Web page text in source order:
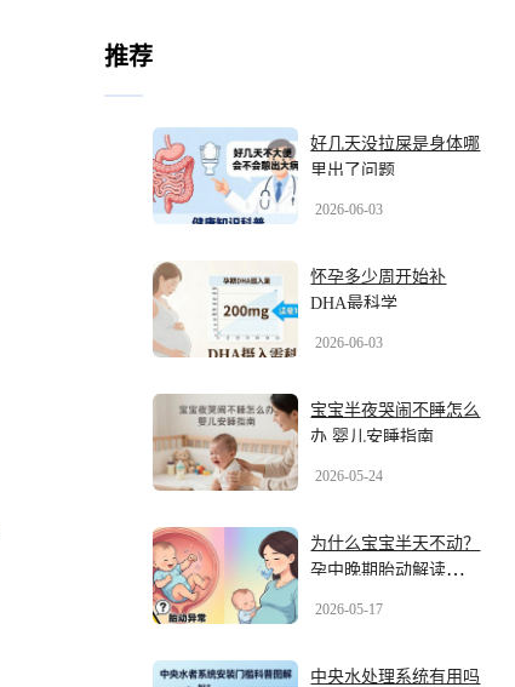
推荐
好几天没拉屎是身体哪
里出了问题
2026-06-03
怀孕多少周开始补
DHA最科学
2026-06-03
宝宝半夜哭闹不睡怎么
办 婴儿安睡指南
2026-05-24
为什么宝宝半天不动？
孕中晚期胎动解读与安
2026-05-17
中央水处理系统有用吗